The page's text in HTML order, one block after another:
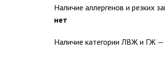
нет
Наличие категории ЛВЖ и ГЖ —